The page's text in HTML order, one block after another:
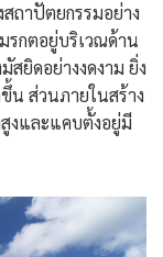
ถาปัตยกรรมอย่าง
รกตอยู่บริเวณด้าน
ยิดอย่างงดงาม ยิ่ง
น ส่วนภายในสร้าง
งและแคบตั้งอยู่มี